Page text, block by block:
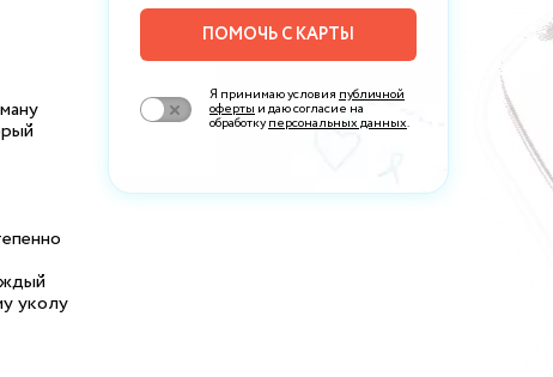
ПОМОЧЬ С КАРТЫ
Я принимаю условия публичной
оферты и даю согласие на
обработкуперсональных данных.
уколу